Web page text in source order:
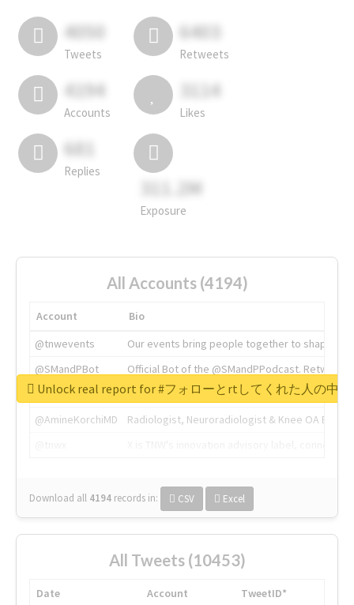
4050
Tweets
6403
Retweets
4194
Accounts
3114
Likes
681
Replies
311.2M
Exposure
All Accounts (4194)
Account
Bio
@tnwevents
Our events bring people together to shape the
@SMandPBot
Official Bot of the @SMandPPodcast.
@thenextweb
The heart of tech.
@AmineKorchiMD
Radiologist, Neuroradiologist & Knee OA
Download all 4194 records in: CSV Excel
Unlock real report for #フォローとrtしてくれた人の中
All Tweets (10453)
Date Account
TweetID*